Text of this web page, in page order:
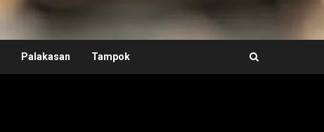
Palakasan Tampok